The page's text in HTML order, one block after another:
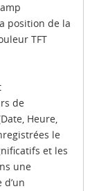
position de la
TFT
de
Heure,
le
et les
une